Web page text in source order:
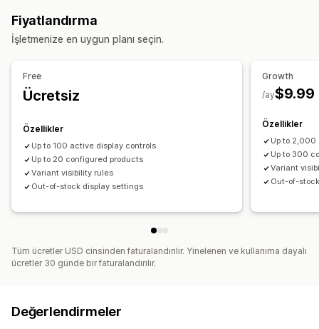
Envanter
Fiyatlandırma
İşletmenize en uygun planı seçin.
Free
Ücretsiz
Özellikler
Up to 100 active display controls
Up to 20 configured products
Variant visibility rules
Out-of-stock display settings
Growth
$9.99
/ay
Özellikler
Up to
Up to 300
Variant
Out-of-
Tüm ücretler USD cinsinden faturalandırılır. Yinelenen ve kullanıma dayalı
ücretler 30 günde bir faturalandırılır.
Değerlendirmeler